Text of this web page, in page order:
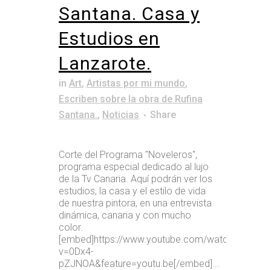
Santana. Casa y
Estudios en
Lanzarote.
in Art, Artistas por mi mundo,
Escriben sobre la obra de Rufina
Santana., Noticias Share
Corte del Programa "Noveleros",
programa especial dedicado al lujo
de la Tv Canaria. Aquí podrán ver los
estudios, la casa y el estilo de vida
de nuestra pintora, en una entrevista
dinámica, canaria y con mucho
color.
[embed]https://www.youtube.com/watch?
v=0Dx4-
pZJNOA&feature=youtu.be[/embed]...